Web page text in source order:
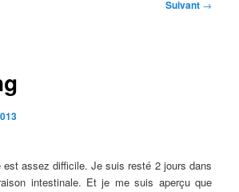
Suivant →
est assez difficile. Je suis resté 2 jours dans
intestinale. Et je me suis aperçu que